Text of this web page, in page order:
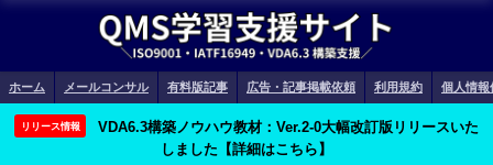
ホーム メールコンサル 有料版記事 広告・記事掲載依頼 利用規約 個人情報
リリース情報
VDA6.3構築ノウハウ教材：Ver.2-0大幅改訂版リリースいた
しました【詳細はこちら】